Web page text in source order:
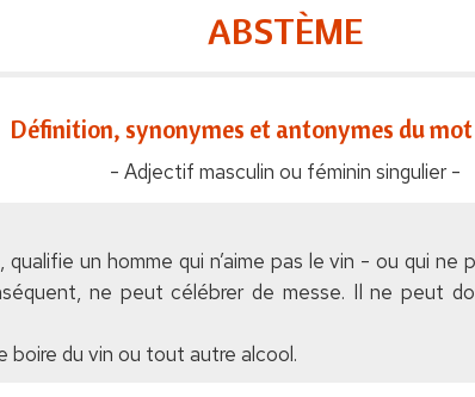
ABSTÈME
Définition, synonymes et antonymes du
- Adjectif masculin ou féminin singulier -
qualifie un homme qui n’aime pas le vin - ou qui
ne peut célébrer de messe. Il ne peut
boire du vin ou tout autre alcool.